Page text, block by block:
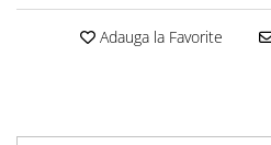
Adauga la Favorite